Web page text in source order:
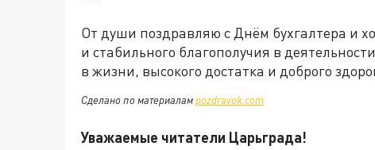
От души поздравляю с Днём бухгалтера и
и стабильного благополучия в
в жизни, высокого достатка и доброго
Сделано по материаламpozdravok.com
Уважаемые читатели Царьграда!